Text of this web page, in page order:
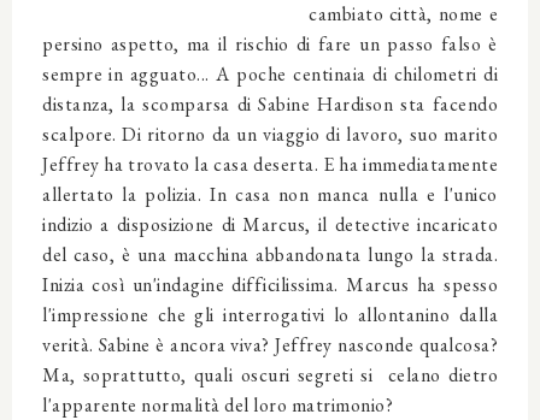
cambiato città, nome e
persino aspetto, ma il rischio di fare un passo falso è
sempre in agguato... A poche centinaia di chilometri di
distanza, la scomparsa di Sabine Hardison sta facendo
scalpore. Di ritorno da un viaggio di lavoro, suo marito
Jeffrey ha trovato la casa deserta. E ha immediatamente
allertato la polizia. In casa non manca nulla e l'unico
indizio a disposizione di Marcus, il detective incaricato
del caso, è una macchina abbandonata lungo la strada.
Inizia così un'indagine difficilissima. Marcus ha spesso
l'impressione che gli interrogativi lo allontanino dalla
verità. Sabine è ancora viva? Jeffrey nasconde qualcosa?
Ma, soprattutto, quali oscuri segreti si celano dietro
l'apparente normalità del loro matrimonio?